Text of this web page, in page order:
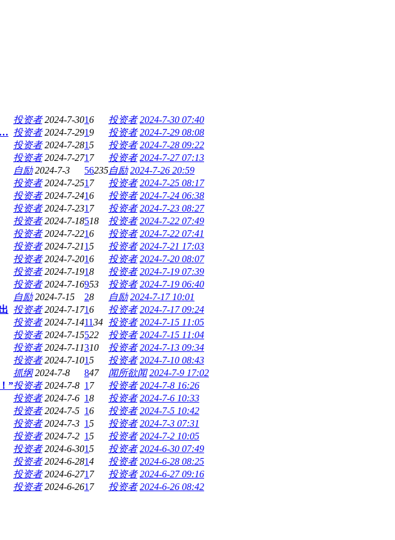
投资者 2024-7-3016 投资者 2024-7-30 07:40
投资者 2024-7-2919 投资者 2024-7-29 08:08
投资者 2024-7-2815 投资者 2024-7-28 09:22
投资者 2024-7-271 7 投资者 2024-7-27 07:13
自励 2024-7-3 56235自励 2024-7-26 20:59
投资者 2024-7-251 7 投资者 2024-7-25 08:17
投资者 2024-7-2416 投资者 2024-7-24 06:38
投资者 2024-7-231 7 投资者 2024-7-23 08:27
投资者 2024-7-18518 投资者 2024-7-22 07:49
投资者 2024-7-2216 投资者 2024-7-22 07:41
投资者 2024-7-2115 投资者 2024-7-21 17:03
投资者 2024-7-2016 投资者 2024-7-20 08:07
投资者 2024-7-1918 投资者 2024-7-19 07:39
投资者 2024-7-16953 投资者 2024-7-19 06:40
自励 2024-7-15 28 自励 2024-7-17 10:01
投资者 2024-7-1716 投资者 2024-7-17 09:24
投资者 2024-7-141134 投资者 2024-7-15 11:05
投资者 2024-7-15522 投资者 2024-7-15 11:04
投资者 2024-7-11310 投资者 2024-7-13 09:34
投资者 2024-7-1015 投资者 2024-7-10 08:43
抓纲 2024-7-8 847 闻所欲闻 2024-7-9 17:02
”投资者 2024-7-8 1 7 投资者 2024-7-8 16:26
投资者 2024-7-6 18 投资者 2024-7-6 10:33
投资者 2024-7-5 16 投资者 2024-7-5 10:42
投资者 2024-7-3 15 投资者 2024-7-3 07:31
投资者 2024-7-2 15 投资者 2024-7-2 10:05
投资者 2024-6-3015 投资者 2024-6-30 07:49
投资者 2024-6-2814 投资者 2024-6-28 08:25
投资者 2024-6-271 7 投资者 2024-6-27 09:16
投资者 2024-6-261 7 投资者 2024-6-26 08:42